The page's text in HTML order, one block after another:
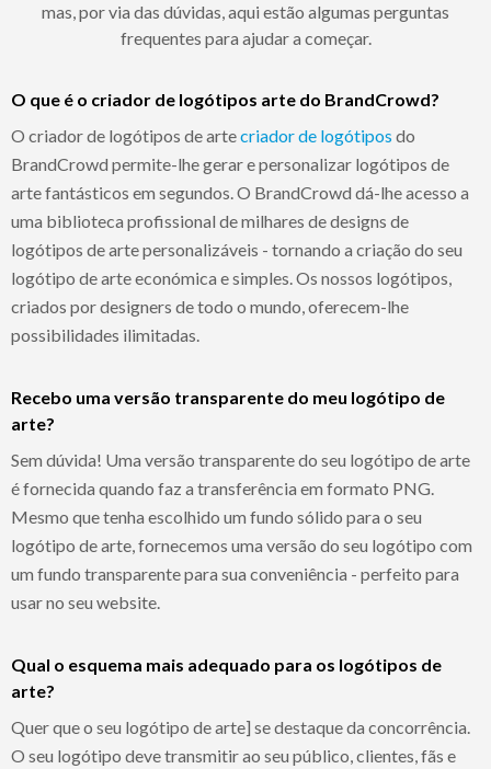
mas, por via das dúvidas, aqui estão algumas perguntas
frequentes para ajudar a começar.
O que é o criador de logótipos arte do BrandCrowd?
O criador de logótipos de artecriador de logótipos do
BrandCrowd permite-lhe gerar e personalizar logótipos de
arte fantásticos em segundos. O BrandCrowd dá-lhe acesso a
uma biblioteca profissional de milhares de designs de
logótipos de arte personalizáveis - tornando a criação do seu
logótipo de arte económica e simples. Os nossos logótipos,
criados por designers de todo o mundo, oferecem-lhe
possibilidades ilimitadas.
Recebo uma versão transparente do meu logótipo de
arte?
Sem dúvida! Uma versão transparente do seu logótipo de arte
é fornecida quando faz a transferência em formato PNG.
Mesmo que tenha escolhido um fundo sólido para o seu
logótipo de arte, fornecemos uma versão do seu logótipo com
um fundo transparente para sua conveniência - perfeito para
usar no seu website.
Qual o esquema mais adequado para os logótipos de
arte?
Quer que o seu logótipo de arte] se destaque da concorrência.
O seu logótipo deve transmitir ao seu público, clientes, fãs e